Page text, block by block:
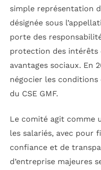
simple représentation
désignée sous
porte des
protection des intérêts
avantages sociaux. En
négocier les
du CSE GMF.
Le comité agit comme
les salariés, avec pour
confiance et de
d’entreprise majeures